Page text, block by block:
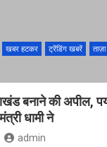
खबर हटकर ट्रेंडिंग खबरें
बनाने की अपील,
धामी ने
admin